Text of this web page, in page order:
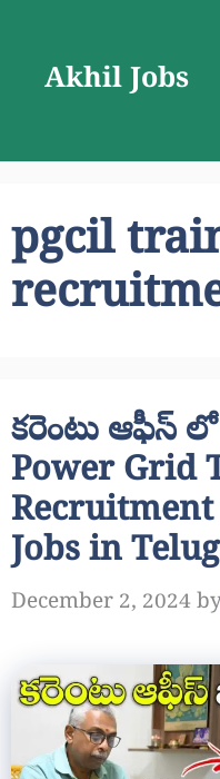
contentAkhil Jobs
pgcil
కరెంటు ఆఫీస్
Power Grid
Jobs in
December 2, 2024